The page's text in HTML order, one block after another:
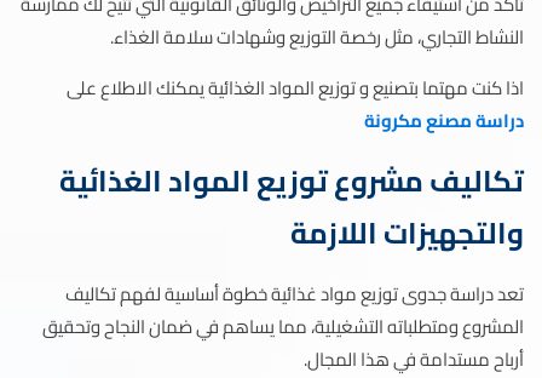
النشاط التجاري، مثل رخصة التوزيع وشهادات سلامة الغذاء.
اذا كنت مهتما بتصنيع و توزيع المواد الغذائية يمكنك الاطلاع على
دراسة مصنع مكرونة
تكاليف مشروع توزيع المواد الغذائية
والتجهيزات اللازمة
تعد دراسة جدوى توزيع مواد غذائية خطوة أساسية لفهم تكاليف
المشروع ومتطلباته التشغيلية، مما يساهم في ضمان النجاح وتحقيق
أرباح مستدامة في هذا المجال.